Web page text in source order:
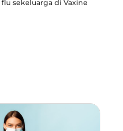
sekeluarga di Vaxine